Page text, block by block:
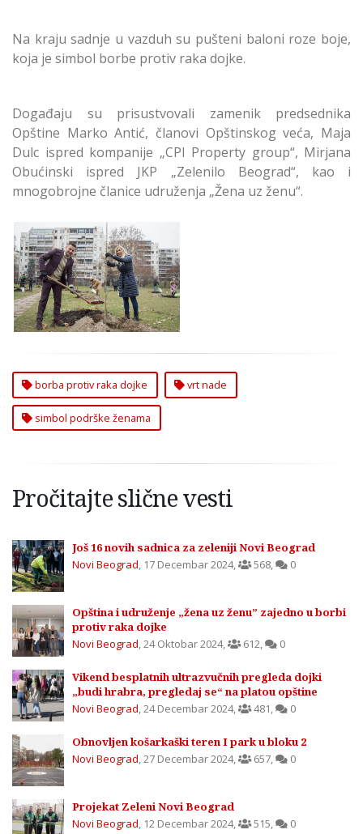
Na kraju sadnje u vazduh su pušteni baloni roze boje,
koja je simbol borbe protiv raka dojke.
Događaju su prisustvovali zamenik predsednika
Opštine Marko Antić, članovi Opštinskog veća, Maja
Dulc ispred kompanije „CPI Property group“, Mirjana
Obućinski ispred JKP „Zelenilo Beograd“, kao i
mnogobrojne članice udruženja „Žena uz ženu“.
Novi beograd dobio
vrt nade- simbol
podrške ženama u
borbi protiv raka
dojke
borba protiv raka dojke vrt nade
simbol podrške ženama
Pročitajte slične vesti
Još 16 novih sadnica za zeleniji Novi Beograd
Novi Beograd, 17 Decembar 2024, 568, 0
Opština i udruženje „žena uz ženu” zajedno u borbi
protiv raka dojke
Novi Beograd,24 Oktobar 2024, 612, 0
Vikend besplatnih ultrazvučnih pregleda dojki
„budi hrabra, pregledaj se“ na platou opštine
Novi Beograd,24 Decembar 2024, 481, 0
Obnovljen košarkaški teren I park u bloku 2
Novi Beograd,27 Decembar 2024, 657, 0
Projekat Zeleni Novi Beograd
Novi Beograd, 12 Decembar 2024, 515, 0